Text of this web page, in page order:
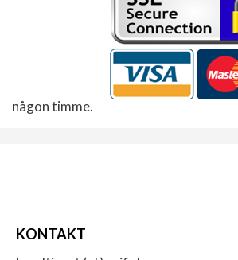
någon timme.
KONTAKT